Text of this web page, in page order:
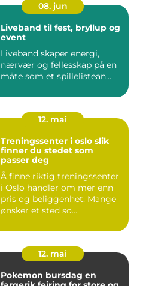
08. jun
Liveband til fest, bryllup og
event
Liveband skaper energi,
nærvær og fellesskap på en
måte som et spillelistean...
12. mai
Treningssenter i oslo slik
finner du stedet som
passer deg
Å finne riktig treningssenter
i Oslo handler om mer enn
pris og beliggenhet. Mange
ønsker et sted so...
12. mai
Pokemon bursdag en